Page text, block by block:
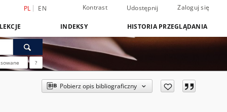
PL EN Kontrast Udostępnij Zaloguj się
INDEKSY HISTORIA PRZEGLĄDANIA
?
Pobierz opis bibliograficzny